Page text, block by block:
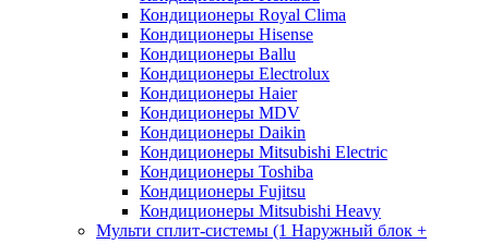
Кондиционеры Royal Clima
Кондиционеры Hisense
Кондиционеры Ballu
Кондиционеры Electrolux
Кондиционеры Haier
Кондиционеры MDV
Кондиционеры Daikin
Кондиционеры Mitsubishi Electric
Кондиционеры Toshiba
Кондиционеры Fujitsu
Кондиционеры Mitsubishi Heavy
Мульти сплит-системы (1 Наружный блок +